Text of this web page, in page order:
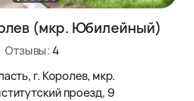
(мкр. Юбилейный)
Отзывы:4
г. Королев, мкр.
проезд, 9